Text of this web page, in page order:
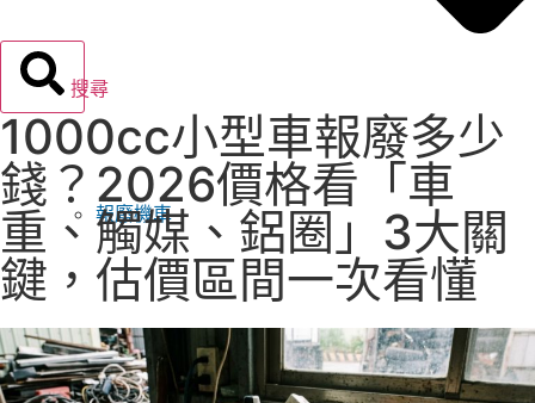
報廢機車
搜尋
1000cc小型車報廢多少
錢？2026價格看「車
重、觸媒、鋁圈」3大關
鍵，估價區間一次看懂